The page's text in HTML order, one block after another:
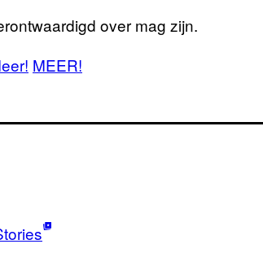
over mag zijn.
MEER!